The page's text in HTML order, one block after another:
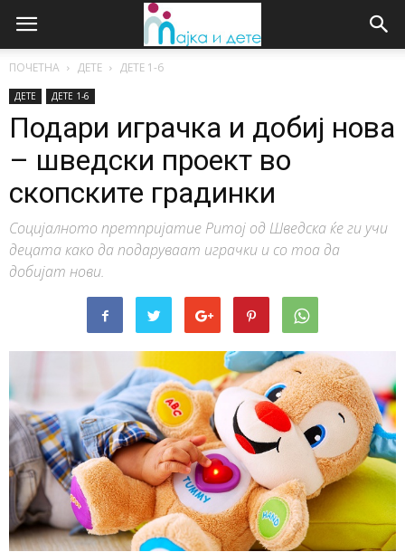
ПОЧЕТНА ДЕТЕ ДЕTE 1-6
ДЕТЕ ДЕTE 1-6
Подари играчка и добиј нова
– шведски проект во
скопските градинки
Социјалното претпријатие Ритој од Шведска ќе ги учи
децата како да подаруваат играчки и со тоа да
добијат нови.